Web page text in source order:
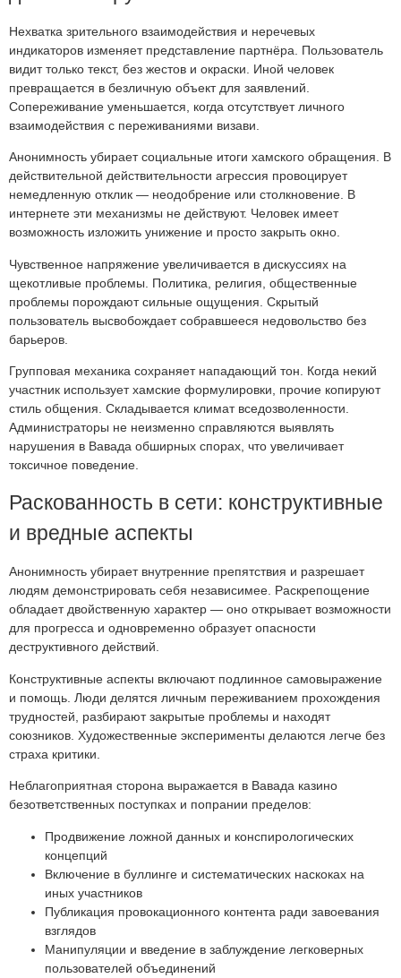
Нехватка зрительного взаимодействия и неречевых
индикаторов изменяет представление партнёра. Пользователь
видит только текст, без жестов и окраски. Иной человек
превращается в безличную объект для заявлений.
Сопереживание уменьшается, когда отсутствует личного
взаимодействия с переживаниями визави.
Анонимность убирает социальные итоги хамского обращения. В
действительной действительности агрессия провоцирует
немедленную отклик — неодобрение или столкновение. В
интернете эти механизмы не действуют. Человек имеет
возможность изложить унижение и просто закрыть окно.
Чувственное напряжение увеличивается в дискуссиях на
щекотливые проблемы. Политика, религия, общественные
проблемы порождают сильные ощущения. Скрытый
пользователь высвобождает собравшееся недовольство без
барьеров.
Групповая механика сохраняет нападающий тон. Когда некий
участник использует хамские формулировки, прочие копируют
стиль общения. Складывается климат вседозволенности.
Администраторы не неизменно справляются выявлять
нарушения в Вавада обширных спорах, что увеличивает
токсичное поведение.
Раскованность в сети: конструктивные
и вредные аспекты
Анонимность убирает внутренние препятствия и разрешает
людям демонстрировать себя независимее. Раскрепощение
обладает двойственную характер — оно открывает возможности
для прогресса и одновременно образует опасности
деструктивного действий.
Конструктивные аспекты включают подлинное самовыражение
и помощь. Люди делятся личным переживанием прохождения
трудностей, разбирают закрытые проблемы и находят
союзников. Художественные эксперименты делаются легче без
страха критики.
Неблагоприятная сторона выражается в Вавада казино
безответственных поступках и попрании пределов:
Продвижение ложной данных и конспирологических
концепций
Включение в буллинге и систематических наскоках на
иных участников
Публикация провокационного контента ради завоевания
взглядов
Манипуляции и введение в заблуждение легковерных
пользователей объединений